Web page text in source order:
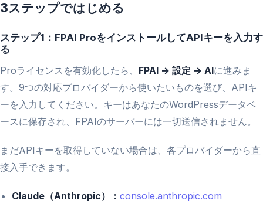
3ステップではじめる
ステップ1：FPAI ProをインストールしてAPIキーを入力す
る
Proライセンスを有効化したら、 FPAI → 設定 → AIに進みま
す。9つの対応プロバイダーから使いたいものを選び、APIキ
ーを入力してください。キーはあなたのWordPressデータベ
ースに保存され、FPAIのサーバーには一切送信されません。
まだAPIキーを取得していない場合は、各プロバイダーから直
接入手できます。
Claude（Anthropic）： console.anthropic.com